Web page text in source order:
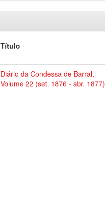
Título
Diário da Condessa de Barral,
Volume 22 (set. 1876 - abr. 1877)